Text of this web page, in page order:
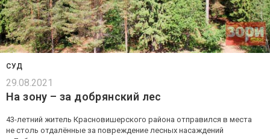
СУД
29.08.2021
На зону – за добрянский лес
43-летний житель Красновишерского района отправился в места
не столь отдалённые за повреждение лесных насаждений